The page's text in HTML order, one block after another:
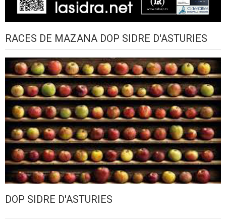
RACES DE MAZANA DOP SIDRE D'ASTURIES
DOP SIDRE D'ASTURIES